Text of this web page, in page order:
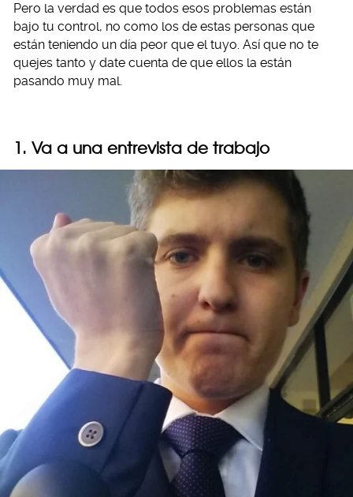
Pero la verdad es que todos esos problemas están
bajo tu control, no como los de estas personas que
están teniendo un día peor que el tuyo. Así que no te
quejes tanto y date cuenta de que ellos la están
pasando muy mal.
1. Va a una entrevista de trabajo